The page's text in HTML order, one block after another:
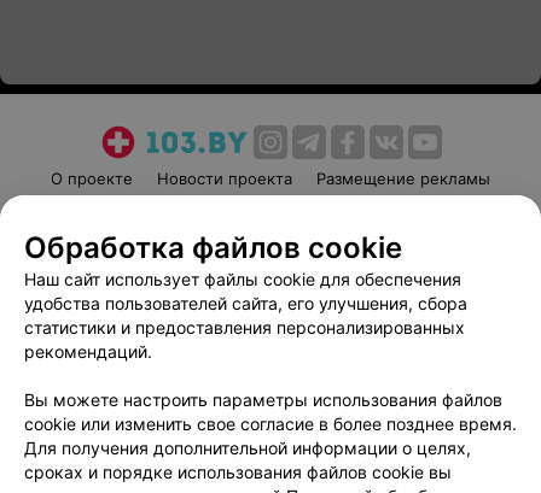
О проекте Новости проекта
Размещение рекламы
Пользовательское соглашение
Способы оплаты
Вакансии
Партнеры
Написать руководителю 103.by
Обработка персональных данных
Обработка файлов cookie
Наш сайт использует файлы cookie для обеспечения
удобства пользователей сайта, его улучшения, сбора
статистики и предоставления персонализированных
рекомендаций.
Вы можете настроить параметры использования файлов
cookie или изменить свое согласие в более позднее время.
Для получения дополнительной информации о целях,
сроках и порядке использования файлов cookie вы